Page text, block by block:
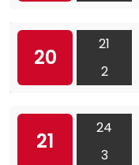
20
21
2
21
24
3